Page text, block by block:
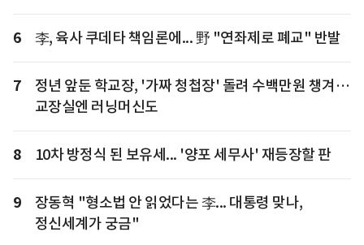
6 李, 육사 쿠데타 책임론에... 野 "연좌제로 폐교" 반발
7
정년 앞둔 학교장, '가짜 청첩장' 돌려 수백만원 챙겨…
교장실엔 러닝머신도
8 10차 방정식 된 보유세... '양포 세무사' 재등장할 판
9
장동혁 "형소법 안 읽었다는 李... 대통령 맞나,
정신세계가 궁금"